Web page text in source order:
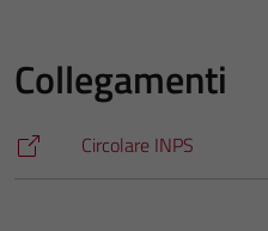
Collegamenti
Circolare INPS